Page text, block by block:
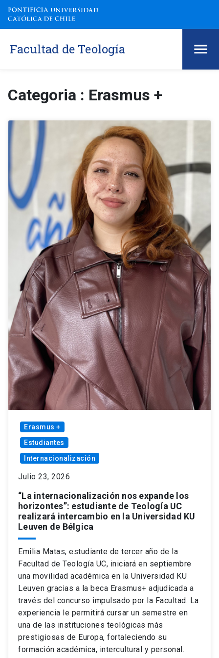
Facultad de Teología
Categoria : Erasmus +
Erasmus +
Estudiantes
Internacionalización
Julio 23, 2026
“La internacionalización nos expande los
horizontes”: estudiante de Teología UC
realizará intercambio en la Universidad KU
Leuven de Bélgica
Emilia Matas, estudiante de tercer año de la
Facultad de Teología UC, iniciará en septiembre
una movilidad académica en la Universidad KU
Leuven gracias a la beca Erasmus+ adjudicada a
través del concurso impulsado por la Facultad. La
experiencia le permitirá cursar un semestre en
una de las instituciones teológicas más
prestigiosas de Europa, fortaleciendo su
formación académica, intercultural y personal.